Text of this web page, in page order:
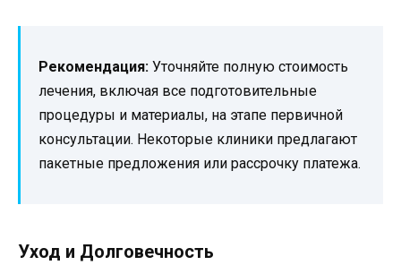
Рекомендация: Уточняйте полную стоимость
лечения, включая все подготовительные
процедуры и материалы, на этапе первичной
консультации. Некоторые клиники предлагают
пакетные предложения или рассрочку платежа.
Уход и Долговечность